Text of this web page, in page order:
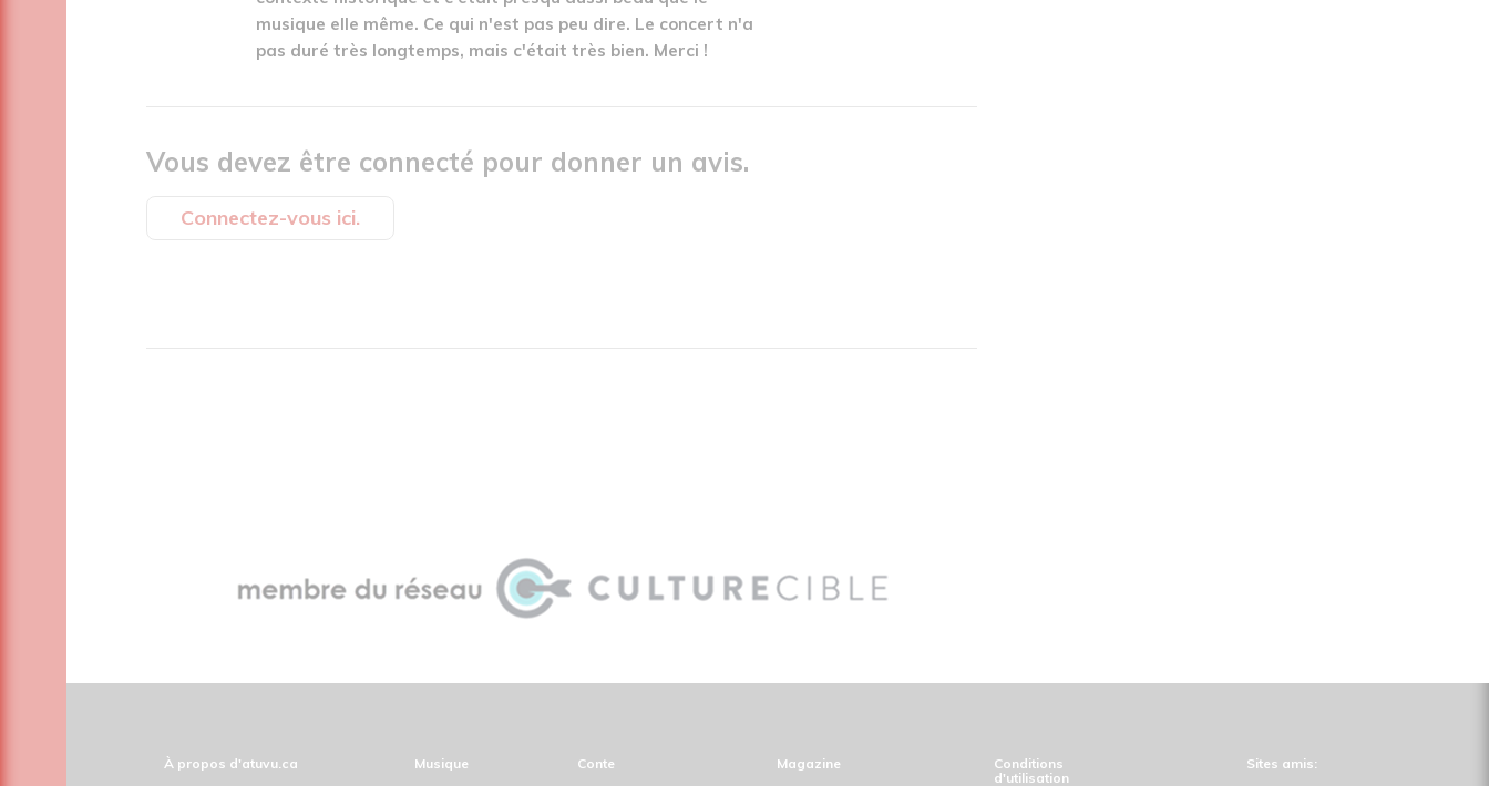
musique elle même. Ce qui n'est pas peu dire. Le concert n'a
pas duré très longtemps, mais c'était très bien. Merci !
Vous devez être connecté pour donner un avis.
Connectez-vous ici.
À propos d'atuvu.ca Musique Conte Magazine
Conditions
d'utilisation
Sites amis: